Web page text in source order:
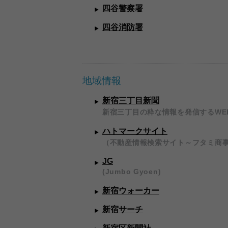
四谷警察署
四谷消防署
地域情報
新宿三丁目新聞
新宿三丁目の粋な情報を発信する
ハトマークサイト
（不動産情報検索サイト～フタミ商
JG
(Jumbo Gyoen)
新宿ウォーカー
新宿サーチ